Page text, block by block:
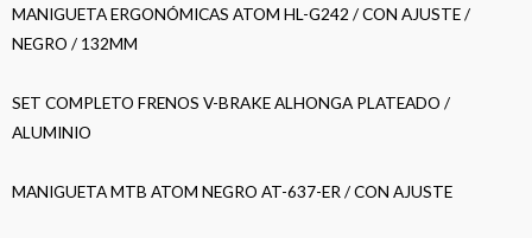
MANIGUETA ERGONÓMICAS ATOM HL-G242 / CON AJUSTE /
NEGRO / 132MM
SET COMPLETO FRENOS V-BRAKE ALHONGA PLATEADO /
ALUMINIO
MANIGUETA MTB ATOM NEGRO AT-637-ER / CON AJUSTE